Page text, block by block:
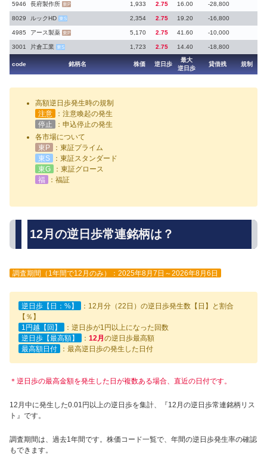
5946 長府製作所 東P 1,933 2.75 16.00 -28,800
8029 ルックHD 東S 2,354 2.75 19.20 -16,800
4985 アース製薬 東P 5,170 2.75 41.60 -10,000
3001 片倉工業 東S 1,723 2.75 14.40 -18,800
code 銘柄名 株価 逆日歩
最大
逆日歩
貸借残 規制
高額逆日歩発生時の規制
注意
：注意喚起の発生
停止
：申込停止の発生
各市場について
東P
：東証プライム
東S
：東証スタンダード
東G
：東証グロース
福
：福証
12月の逆日歩常連銘柄は？
調査期間（1年間で12月のみ）：2025年8月7日～2026年8月6日
逆日歩【日：%】
：12月分（22日）の逆日歩発生数【日】と割合
【％】
1円越【回】
：逆日歩が1円以上になった回数
逆日歩【最高額】
： 12月の逆日歩最高額
最高額日付
：最高逆日歩の発生した日付
＊逆日歩の最高金額を発生した日が複数ある場合、直近の日付です。
12月中に発生した0.01円以上の逆日歩を集計、『12月の逆日歩常連銘柄リス
ト』です。
調査期間は、過去1年間です。株価コード一覧で、年間の逆日歩発生率の確認
もできます。